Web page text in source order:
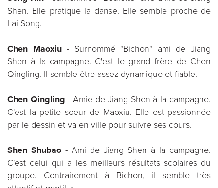
Shen. Elle pratique la danse. Elle semble proche de
Lai Song.
Chen Maoxiu- Surnommé "Bichon" ami de Jiang
Shen à la campagne. C'est le grand frère de Chen
Qingling. Il semble être assez dynamique et fiable.
Chen Qingling - Amie de Jiang Shen à la campagne.
C'est la petite soeur de Maoxiu. Elle est passionnée
par le dessin et va en ville pour suivre ses cours.
Shen Shubao - Ami de Jiang Shen à la campagne.
C'est celui qui a les meilleurs résultats scolaires du
groupe. Contrairement à Bichon, il semble très